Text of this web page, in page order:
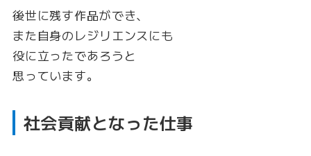
後世に残す作品ができ、
また自身のレジリエンスにも
役に立ったであろうと
思っています。
社会貢献となった仕事